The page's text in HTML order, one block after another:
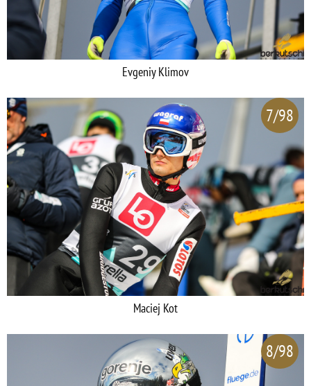
Evgeniy Klimov
7/98
Maciej Kot
8/98